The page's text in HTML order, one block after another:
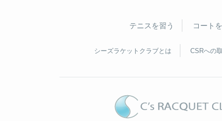
テニスを習う コート
シーズラケットクラブとは CSRへの